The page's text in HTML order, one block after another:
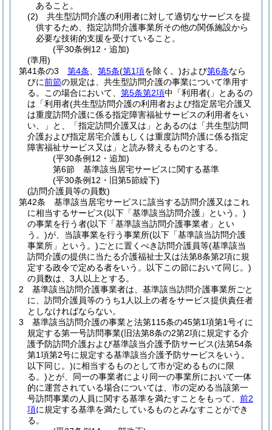
あること。
(2)
共生型訪問介護の利用者に対して適切なサービスを提
供するため、指定訪問介護事業所その他の関係施設から
必要な技術的支援を受けていること。
(平30条例12・追加)
(準用)
第41条の3
第4条 第5条(第1項を除く。)および第6条なら
びに前節の規定は、共生型訪問介護の事業について準用す
る。
この場合において、 第5条第2項中「利用者(」とあるの
は「利用者(共生型訪問介護の利用者および指定居宅介護又
は重度訪問介護に係る指定障害福祉サービスの利用者をい
い、」と、「指定訪問介護又は」とあるのは「共生型訪問
介護および指定居宅介護もしくは重度訪問介護に係る指定
障害福祉サービス又は」と読み替えるものとする。
(平30条例12・追加)
第6節
基準該当居宅サービスに関する基準
(平30条例12・旧第5節繰下)
(訪問介護員等の員数)
第42条
基準該当居宅サービスに該当する訪問介護又はこれ
に相当するサービス(以下「基準該当訪問介護」という。)
の事業を行う者(以下「基準該当訪問介護事業者」とい
う。)が、当該事業を行う事業所(以下「基準該当訪問介護
事業所」という。)ごとに置くべき訪問介護員等(基準該当
訪問介護の提供に当たる介護福祉士又は法第8条第2項に規
定する政令で定める者をいう。以下この節において同じ。)
の員数は、3人以上とする。
2
基準該当訪問介護事業者は、基準該当訪問介護事業所ごと
に、訪問介護員等のうち1人以上の者をサービス提供責任者
としなければならない。
3
基準該当訪問介護の事業と法第115条の45第1項第1号イに
規定する第一号訪問事業(旧法第8条の2第2項に規定する介
護予防訪問介護および基準該当介護予防サービス(法第54条
第1項第2号に規定する基準該当介護予防サービスをいう。
以下同じ。)に相当するものとして市が定めるものに限
る。)とが、同一の事業者により同一の事業所において一体
的に運営されている場合については、市の定める当該第一
号訪問事業の人員に関する基準を満たすことをもって、 前2
項に規定する基準を満たしているものとみなすことができ
る。